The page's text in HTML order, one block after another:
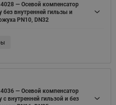
— Осевой компенсатор
без внутренней гильзы и
PN10, DN32
— Осевой компенсатор
c внутренней гильзой и без